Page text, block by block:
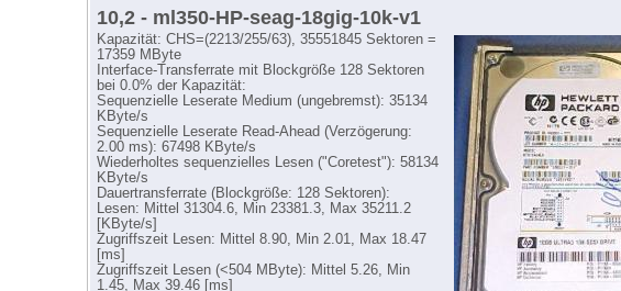
10,2 - ml350-HP-seag-18gig-10k-v1
Kapazität: CHS=(2213/255/63), 35551845 Sektoren =
17359 MByte
Interface-Transferrate mit Blockgröße 128 Sektoren
bei 0.0% der Kapazität:
Sequenzielle Leserate Medium (ungebremst): 35134
KByte/s
Sequenzielle Leserate Read-Ahead (Verzögerung:
2.00 ms): 67498 KByte/s
Wiederholtes sequenzielles Lesen ("Coretest"): 58134
KByte/s
Dauertransferrate (Blockgröße: 128 Sektoren):
Lesen: Mittel 31304.6, Min 23381.3, Max 35211.2
[KByte/s]
Zugriffszeit Lesen: Mittel 8.90, Min 2.01, Max 18.47
[ms]
Zugriffszeit Lesen (<504 MByte): Mittel 5.26, Min
1.45, Max 39.46 [ms]